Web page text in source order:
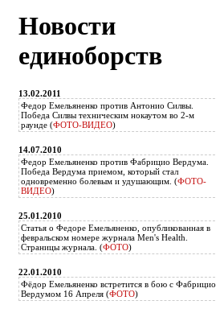
Новости
единоборств
13.02.2011
Федор Емельяненко против Антонио Силвы.
Победа Силвы техническим нокаутом во 2-м
раунде (ФОТО-ВИДЕО)
14.07.2010
Федор Емельяненко против Фабрицио Вердума.
Победа Вердума приемом, который стал
одновременно болевым и удушающим. (ФОТО-
ВИДЕО)
25.01.2010
Статья о Федоре Емельяненко, опубликованная в
февральском номере журнала Men's Health.
Страницы журнала. (ФОТО)
22.01.2010
Фёдор Емельяненко встретится в бою с Фабрицио
Вердумом 16 Апреля (ФОТО)